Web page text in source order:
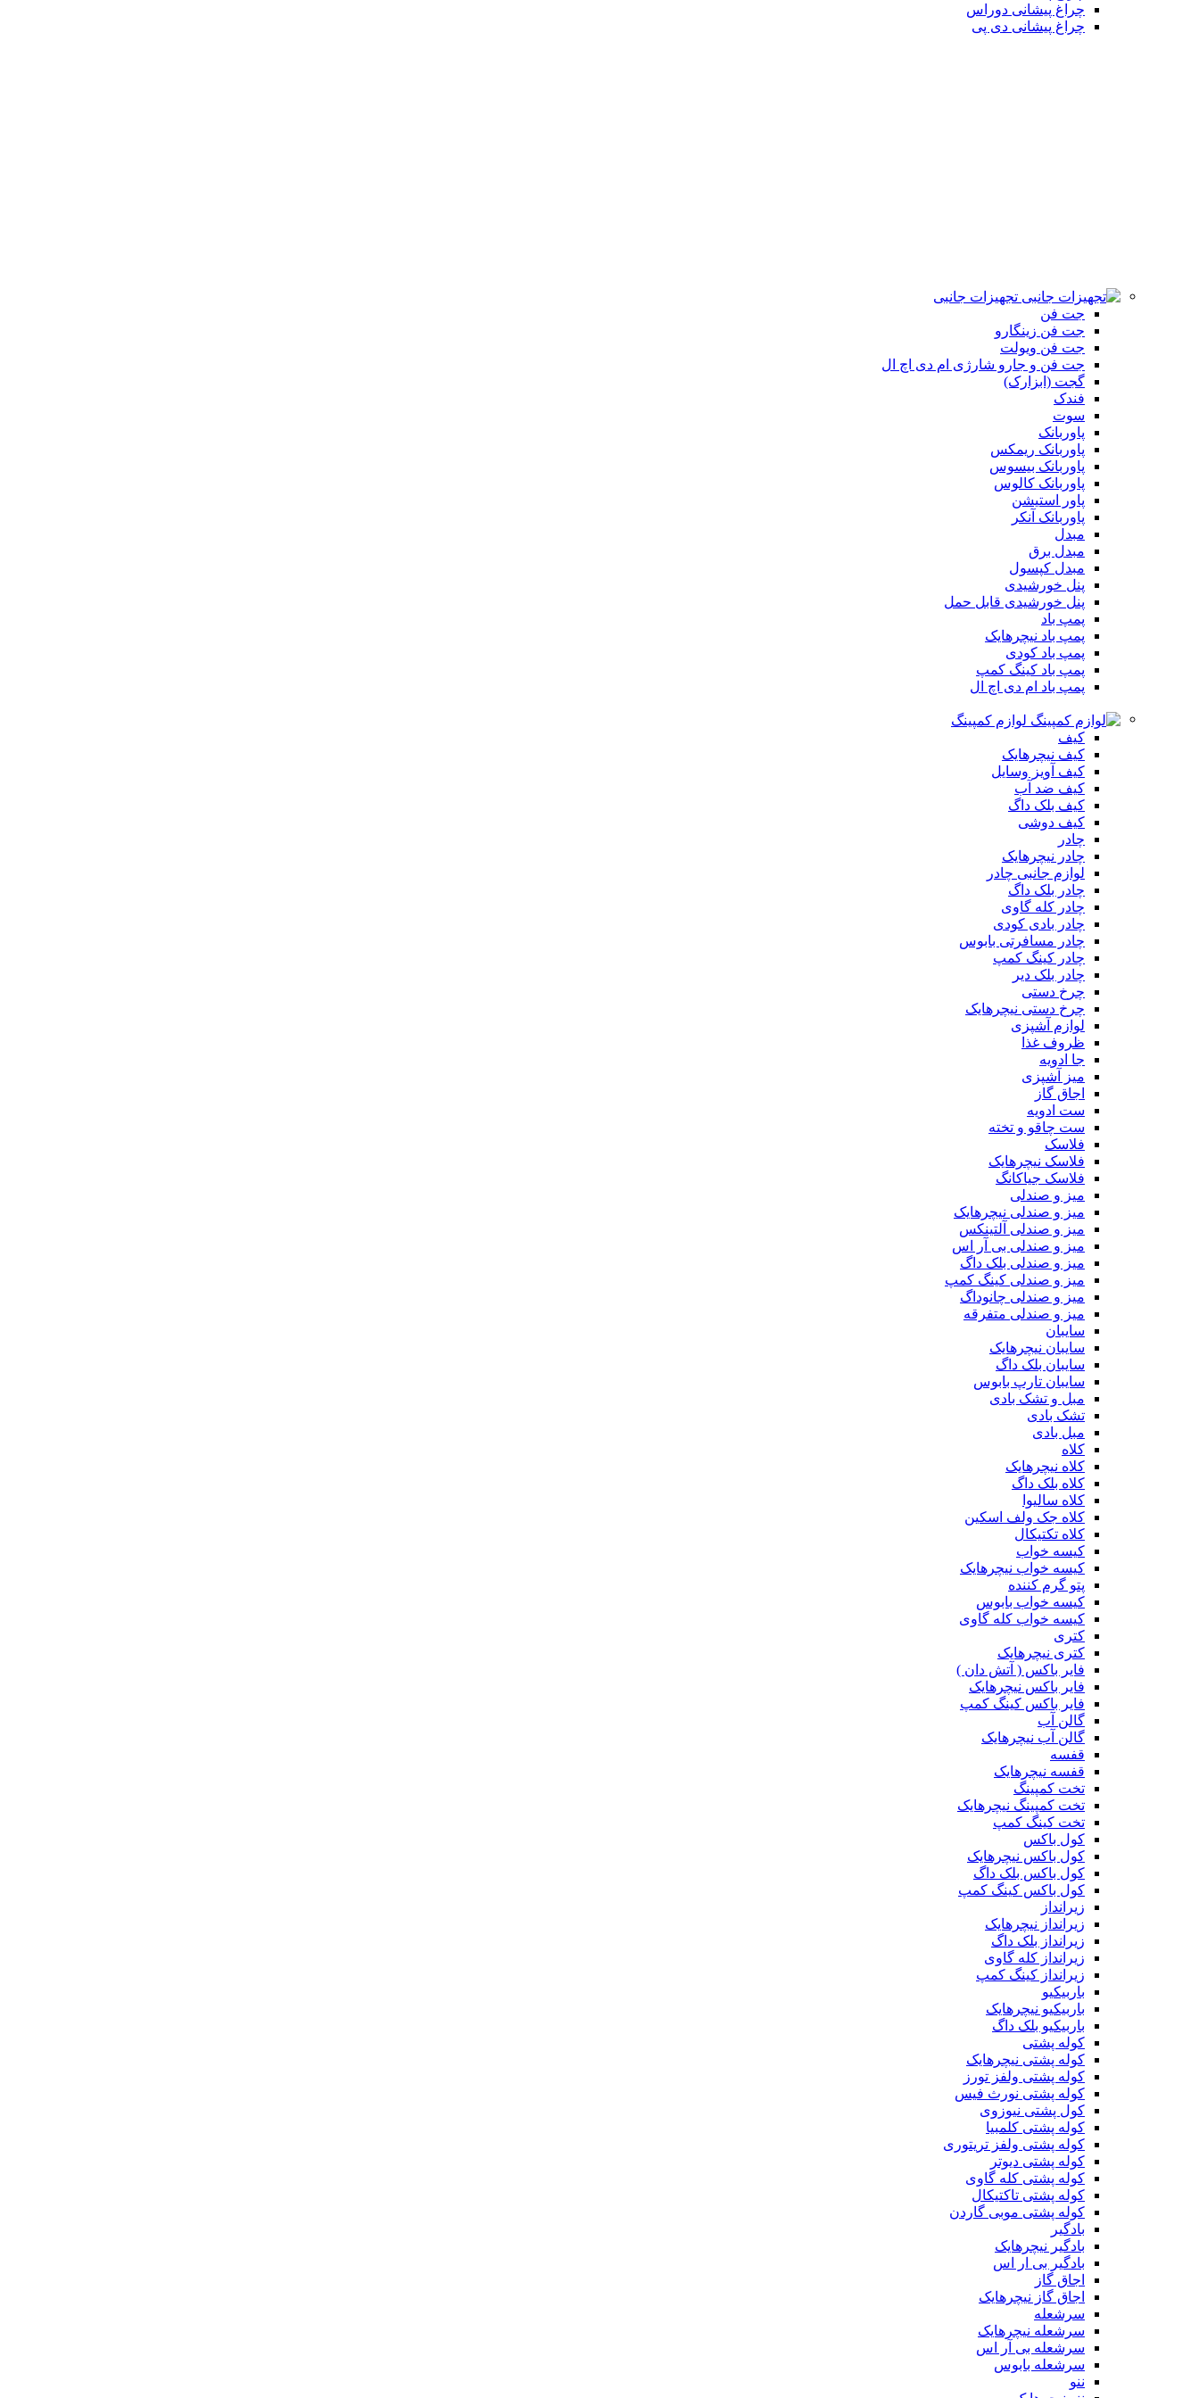
چراغ پیشانی دوراس
چراغ پیشانی دی پی
تجهیزات جانبی
جت فن
جت فن زینگارو
جت فن ویولت
جت فن و جارو شارژی ام دی اچ ال
گجت (ابزارک)
فندک
سوت
پاوربانک
پاوربانک ریمکس
پاوربانک بیسوس
پاوربانک کالوس
پاور استیشن
پاوربانک آنکر
مبدل
مبدل برق
مبدل کپسول
پنل خورشیدی
پنل خورشیدی قابل حمل
پمپ باد
پمپ باد نیچرهایک
پمپ باد کودی
پمپ باد کینگ کمپ
پمپ باد ام دی اچ ال
لوازم کمپینگ
کیف
کیف نیچرهایک
کیف آویز وسایل
کیف ضد آب
کیف بلک داگ
کیف دوشی
چادر
چادر نیچرهایک
لوازم جانبی چادر
چادر بلک داگ
چادر کله گاوی
چادر بادی کودی
چادر مسافرتی بابوس
چادر کینگ کمپ
چادر بلک دیر
چرخ دستی
چرخ دستی نیچرهایک
لوازم آشپزی
ظروف غذا
جا ادویه
میز آشپزی
اجاق گاز
ست ادویه
ست چاقو و تخته
فلاسک
فلاسک نیچرهایک
فلاسک جیاکانگ
میز و صندلی
میز و صندلی نیچرهایک
میز و صندلی آلتینکس
میز و صندلی بی آر اس
میز و صندلی بلک داگ
میز و صندلی کینگ کمپ
میز و صندلی چانوداگ
میز و صندلی متفرقه
سایبان
سایبان نیچرهایک
سایبان بلک داگ
سایبان تارپ بابوس
مبل و تشک بادی
تشک بادی
مبل بادی
کلاه
کلاه نیچرهایک
کلاه بلک داگ
کلاه سالیوا
کلاه جک‌ ولف‌ اسکین
کلاه تکتیکال
کیسه خواب
کیسه خواب نیچرهایک
پتو گرم کننده
کیسه خواب بابوس
کیسه خواب کله گاوی
کتری
کتری نیچرهایک
فایر باکس ( آتش دان )
فایر باکس نیچرهایک
فایر باکس کینگ کمپ
گالن آب
گالن آب نیچرهایک
قفسه
قفسه نیچرهایک
تخت کمپینگ
تخت کمپینگ نیچرهایک
تخت کینگ کمپ
کول باکس
کول باکس نیچرهایک
کول باکس بلک داگ
کول باکس کینگ کمپ
زیرانداز
زیرانداز نیچرهایک
زیرانداز بلک داگ
زیرانداز کله گاوی
زیرانداز کینگ کمپ
باربیکیو
باربیکیو نیچرهایک
باربیکیو بلک داگ
کوله پشتی
کوله پشتی نیچرهایک
کوله پشتی ولفز تورز
کوله پشتی نورث فیس
کول پشتی نیوزوی
کوله پشتی کلمبیا
کوله پشتی ولفز تریتوری
کوله پشتی دیوتر
کوله پشتی کله گاوی
کوله پشتی تاکتیکال
کوله پشتی موبی گاردن
بادگیر
بادگیر نیچرهایک
بادگیر بی ار اس
اجاق گاز
اجاق گاز نیچرهایک
سرشعله
سرشعله نیچرهایک
سرشعله بی آر اس
سرشعله بابوس
ننو